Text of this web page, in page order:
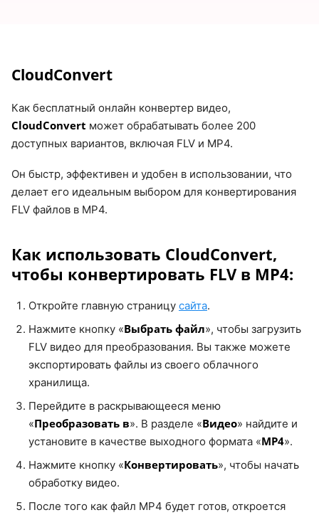
CloudConvert
Как бесплатный онлайн конвертер видео,
CloudConvert может обрабатывать более 200
доступных вариантов, включая FLV и MP4.
Он быстр, эффективен и удобен в использовании, что
делает его идеальным выбором для конвертирования
FLV файлов в MP4.
Как использовать CloudConvert,
чтобы конвертировать FLV в MP4:
Откройте главную страницу сайта.
Нажмите кнопку «Выбрать файл», чтобы загрузить
FLV видео для преобразования. Вы также можете
экспортировать файлы из своего облачного
хранилища.
Перейдите в раскрывающееся меню
«Преобразовать в». В разделе «Видео» найдите и
установите в качестве выходного формата «MP4».
Нажмите кнопку «Конвертировать», чтобы начать
обработку видео.
После того как файл MP4 будет готов, откроется